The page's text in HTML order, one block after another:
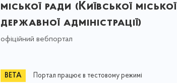
міської ради (Київської міської
державної адміністрації)
офіційний вебпортал
Портал працює в тестовому режимі